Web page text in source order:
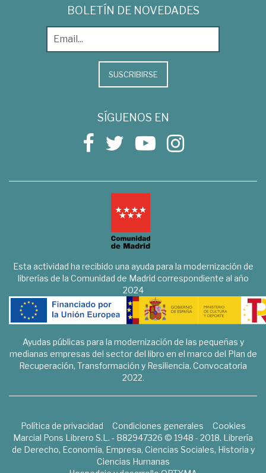
BOLETÍN DE NOVEDADES
SUSCRIBIRSE
SÍGUENOS EN
Esta actividad ha recibido una ayuda para la modernización de
librerías de la Comunidad de Madrid correspondiente al año
2024
Ayudas públicas para la modernización de las pequeñas y
medianas empresas del sector del libro en el marco del Plan de
Recuperación, Transformación y Resiliencia. Convocatoria
2022.
Política de privacidad Condiciones generales
Cookies
Marcial Pons Librero S.L. - B82947326 © 1948 - 2018. Librería
de Derecho, Economía, Empresa, Ciencias Sociales, Historia y
Ciencias Humanas